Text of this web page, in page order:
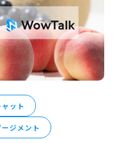
ット
ジメント